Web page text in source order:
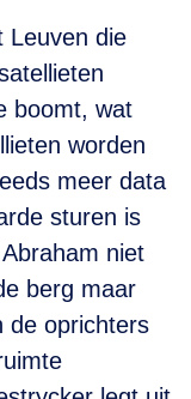
Leuven die
boomt, wat
worden
meer data
sturen is
niet
berg maar
de oprichters